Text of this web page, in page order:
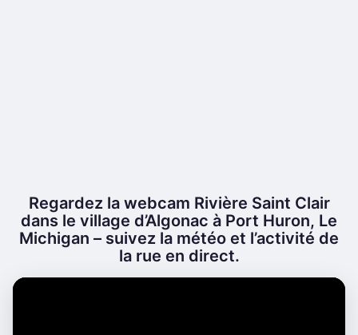
Regardez la webcam Rivière Saint Clair
dans le village d’Algonac à Port Huron, Le
Michigan – suivez la météo et l’activité de
la rue en direct.